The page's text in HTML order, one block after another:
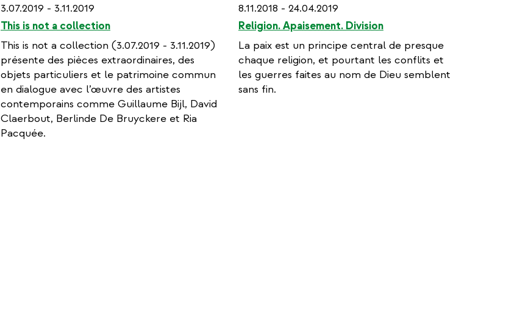
3.07.2019 - 3.11.2019
This is not a collection
This is not a collection (3.07.2019 - 3.11.2019)
présente des pièces extraordinaires, des
objets particuliers et le patrimoine commun
en dialogue avec l’œuvre des artistes
contemporains comme Guillaume Bijl, David
Claerbout, Berlinde De Bruyckere et Ria
Pacquée.
8.11.2018 - 24.04.2019
Religion. Apaisement. Division
La paix est un principe central de presque
chaque religion, et pourtant les conflits et
les guerres faites au nom de Dieu semblent
sans fin.